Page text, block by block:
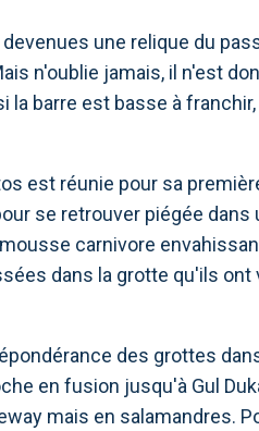
une relique du
n'oublie jamais, il n'est
barre est basse à
est réunie pour sa
se retrouver piégée dans
carnivore
dans la grotte qu'ils
des grottes
en fusion jusqu'à Gul
mais en salamandres.